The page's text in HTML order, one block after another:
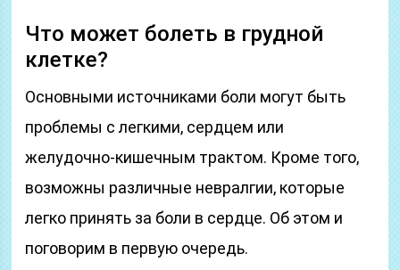
Что может болеть в грудной
клетке?
Основными источниками боли могут быть
проблемы с легкими, сердцем или
желудочно-кишечным трактом. Кроме того,
возможны различные невралгии, которые
легко принять за боли в сердце. Об этом и
поговорим в первую очередь.